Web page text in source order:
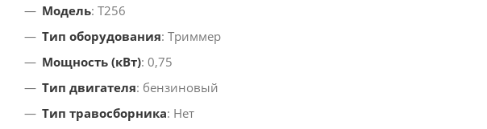
Модель: Т256
Тип оборудования: Триммер
Мощность (кВт): 0,75
Тип двигателя: бензиновый
Тип травосборника: Нет